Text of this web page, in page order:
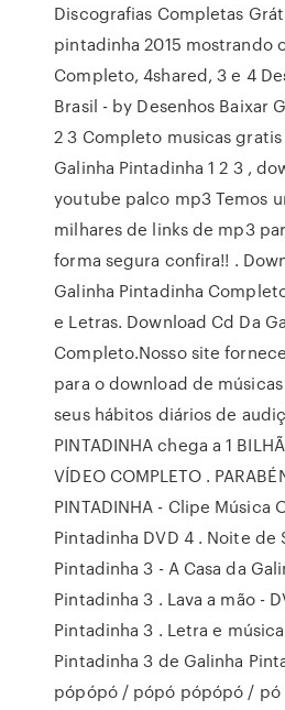
Discografias Completas
pintadinha 2015 mostrando
Completo, 4shared, 3 e 4
Brasil - by Desenhos Baixar
2 3 Completo musicas
Galinha Pintadinha 1 2 3 ,
youtube palco mp3 Temos
milhares de links de mp3
forma segura confira!! .
Galinha Pintadinha
e Letras. Download Cd Da
Completo.Nosso site
para o download de
seus hábitos diários de
PINTADINHA chega a 1
VÍDEO COMPLETO .
PINTADINHA - Clipe Música
Pintadinha DVD 4 . Noite de
Pintadinha 3 - A Casa da
Pintadinha 3 . Lava a mão -
Pintadinha 3 . Letra e
Pintadinha 3 de Galinha
pópópó / pópó pópópó / pó